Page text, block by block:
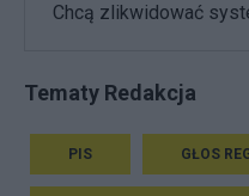
Chcą zlikwidować
Tematy Redakcja
PIS GŁOS